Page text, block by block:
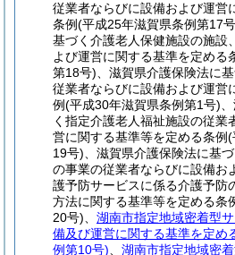
従業者ならびに設備および運営
条例(平成25年滋賀県条例第17
基づく介護老人保健施設の施設
よび運営に関する基準を定める
第18号) 、滋賀県介護保険法に
従業者ならびに設備および運営
例(平成30年滋賀県条例第1号)
く指定介護老人福祉施設の従業
営に関する基準等を定める条例(
19号) 、滋賀県介護保険法に基
の事業の従業者ならびに設備お
護予防サービスに係る介護予防
方法に関する基準等を定める条
20号)
湖南市指定地域密着型
備及び運営に関する基準を定め
例第10号)
湖南市指定地域密